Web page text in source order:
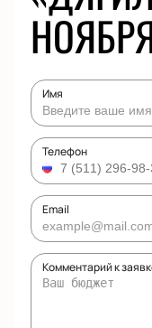
Имя
Телефон
Email
Комментарий к